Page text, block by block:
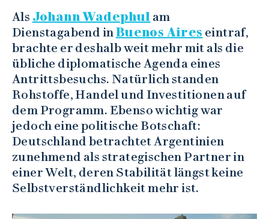
Als Johann Wadephul am
Dienstagabend inBuenos Aires eintraf,
brachte er deshalb weit mehr mit als die
übliche diplomatische Agenda eines
Antrittsbesuchs. Natürlich standen
Rohstoffe, Handel und Investitionen auf
dem Programm. Ebenso wichtig war
jedoch eine politische Botschaft:
Deutschland betrachtet Argentinien
zunehmend als strategischen Partner in
einer Welt, deren Stabilität längst keine
Selbstverständlichkeit mehr ist.